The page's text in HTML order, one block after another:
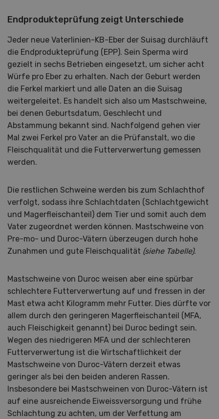
Endprodukteprüfung zeigt Unterschiede
Jeder neue Vaterlinien-KB-Eber der Suisag durchläuft
die Endprodukteprüfung (EPP). Sein Sperma wird
gezielt in sechs Betrieben eingesetzt, um sicher acht
Würfe pro Eber zu erhalten. Nach der Geburt werden
die Ferkel markiert und alle Daten an die Suisag
weitergeleitet. Es handelt sich also um Mastschweine,
bei denen Geburtsdatum, Geschlecht und
Abstammung bekannt sind. Nachfolgend gehen vier
Mal zwei Ferkel pro Vater an die Prüfanstalt, wo die
Fleischqualität und die Futterverwertung gemessen
werden.
Die restlichen Schweine werden bis zum Schlachthof
verfolgt, sodass ihre Schlachtdaten (Schlachtgewicht
und Magerfleischanteil) dem Tier und somit auch dem
Vater zugeordnet werden können. Mastschweine von
Pre-mo- und Duroc-Vätern überzeugen durch hohe
Zunahmen und gute Fleischqualität (siehe Tabelle).
Mastschweine von Duroc weisen aber eine spürbar
schlechtere Futterverwertung auf und fressen in der
Mast etwa acht Kilogramm mehr Futter. Dies dürfte vor
allem durch den geringeren Magerfleischanteil (MFA,
auch Fleischigkeit genannt) bei Duroc bedingt sein.
Wegen des niedrigeren MFA und der schlechteren
Futterverwertung ist die Wirtschaftlichkeit der
Mastschweine von Duroc-Vätern derzeit etwas
geringer als bei den beiden anderen Rassen.
Insbesondere bei Mastschweinen von Duroc-Vätern ist
auf eine ausreichende Eiweissversorgung und frühe
Schlachtung zu achten, um der Verfettung am